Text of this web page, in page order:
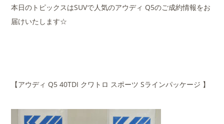
本日のトピックスはSUVで人気のアウディ Q5のご成約情報をお
届けいたします☆
【アウディ Q5 40TDI クワトロ スポーツ Sラインパッケージ 】